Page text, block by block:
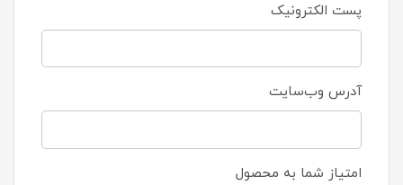
پست الکترونیک
آدرس وب‌سایت
امتیاز شما به محصول